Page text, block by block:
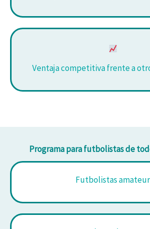
Ventaja competitiva frente a
Programa para futbolistas de
Futbolistas amateur